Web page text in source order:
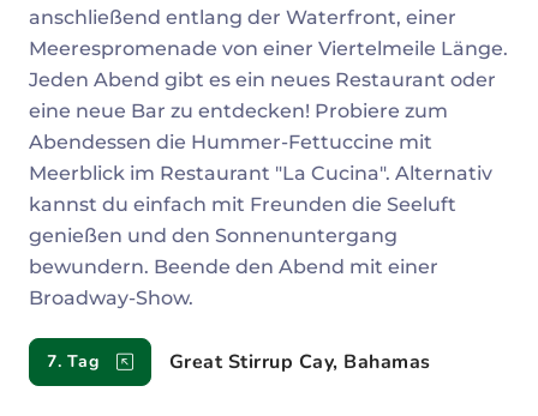
anschließend entlang der Waterfront, einer
Meerespromenade von einer Viertelmeile Länge.
Jeden Abend gibt es ein neues Restaurant oder
eine neue Bar zu entdecken! Probiere zum
Abendessen die Hummer-Fettuccine mit
Meerblick im Restaurant "La Cucina". Alternativ
kannst du einfach mit Freunden die Seeluft
genießen und den Sonnenuntergang
bewundern. Beende den Abend mit einer
Broadway-Show.
7. Tag Great Stirrup Cay, Bahamas